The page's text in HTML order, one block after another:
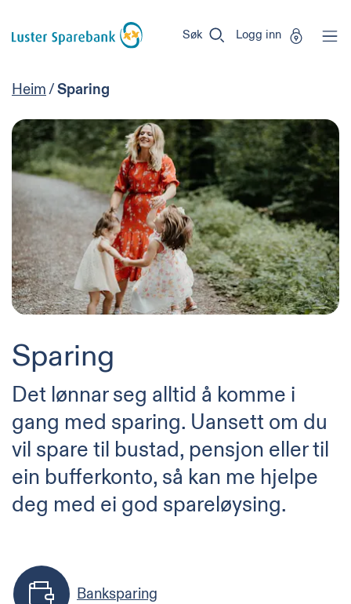
Sparebank
Søk Logg inn
Heim/Sparing
Sparing
Det lønnar seg alltid å komme i
gang med sparing. Uansett om du
vil spare til bustad, pensjon eller til
ein bufferkonto, så kan me hjelpe
deg med ei god spareløysing.
Banksparing
er
Miljøfyrtårn-